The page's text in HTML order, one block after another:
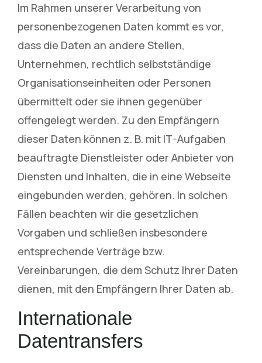
Im Rahmen unserer Verarbeitung von
personenbezogenen Daten kommt es vor,
dass die Daten an andere Stellen,
Unternehmen, rechtlich selbstständige
Organisationseinheiten oder Personen
übermittelt oder sie ihnen gegenüber
offengelegt werden. Zu den Empfängern
dieser Daten können z. B. mit IT-Aufgaben
beauftragte Dienstleister oder Anbieter von
Diensten und Inhalten, die in eine Webseite
eingebunden werden, gehören. In solchen
Fällen beachten wir die gesetzlichen
Vorgaben und schließen insbesondere
entsprechende Verträge bzw.
Vereinbarungen, die dem Schutz Ihrer Daten
dienen, mit den Empfängern Ihrer Daten ab.
Internationale
Datentransfers